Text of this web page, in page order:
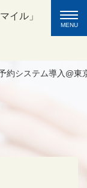
イル」
約システム導入@東
toggle
MENU